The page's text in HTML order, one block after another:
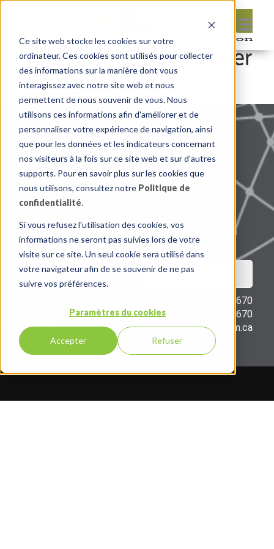
Ce site web stocke les cookies sur votre
ordinateur. Ces cookies sont utilisés pour collecter
des informations sur la manière dont vous
interagissez avec notre site web et nous
permettent de nous souvenir de vous. Nous
utilisons ces informations afin d'améliorer et de
personnaliser votre expérience de navigation, ainsi
que pour les données et les indicateurs concernant
nos visiteurs à la fois sur ce site web et sur d'autres
supports. Pour en savoir plus sur les cookies que
nous utilisons, consultez notre Politique de
confidentialité.
Si vous refusez l'utilisation des cookies, vos
informations ne seront pas suivies lors de votre
visite sur ce site. Un seul cookie sera utilisé dans
votre navigateur afin de se souvenir de ne pas
suivre vos préférences.
Paramètres du cookies
Accepter Refuser
Conditions d’utilisation
NOUS JOINDRE
514 387-1670
1 866 887-1670
info@insum.ca